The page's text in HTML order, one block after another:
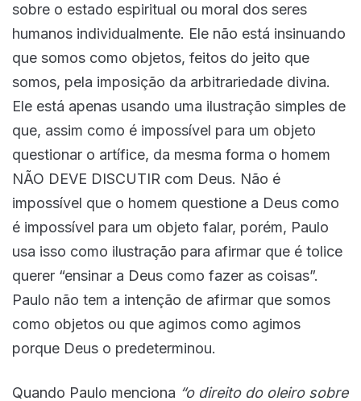
sobre o estado espiritual ou moral dos seres
humanos individualmente. Ele não está insinuando
que somos como objetos, feitos do jeito que
somos, pela imposição da arbitrariedade divina.
Ele está apenas usando uma ilustração simples de
que, assim como é impossível para um objeto
questionar o artífice, da mesma forma o homem
NÃO DEVE DISCUTIR com Deus. Não é
impossível que o homem questione a Deus como
é impossível para um objeto falar, porém, Paulo
usa isso como ilustração para afirmar que é tolice
querer “ensinar a Deus como fazer as coisas”.
Paulo não tem a intenção de afirmar que somos
como objetos ou que agimos como agimos
porque Deus o predeterminou.
Quando Paulo menciona “o direito do oleiro sobre